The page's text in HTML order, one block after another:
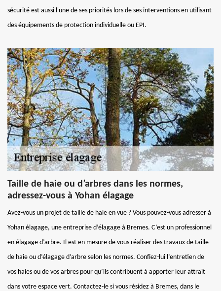
sécurité est aussi l'une de ses priorités lors de ses interventions en utilisant
des équipements de protection individuelle ou EPI.
Taille de haie ou d’arbres dans les normes,
adressez-vous à Yohan élagage
Avez-vous un projet de taille de haie en vue ? Vous pouvez-vous adresser à
Yohan élagage, une entreprise d’élagage à Bremes. C’est un professionnel
en élagage d’arbre. Il est en mesure de vous réaliser des travaux de taille
de haie ou d’élagage d’arbre selon les normes. Confiez-lui l’entretien de
vos haies ou de vos arbres pour qu’ils contribuent à apporter leur attrait
dans votre espace vert. Contactez-le si vous résidez à Bremes, dans le